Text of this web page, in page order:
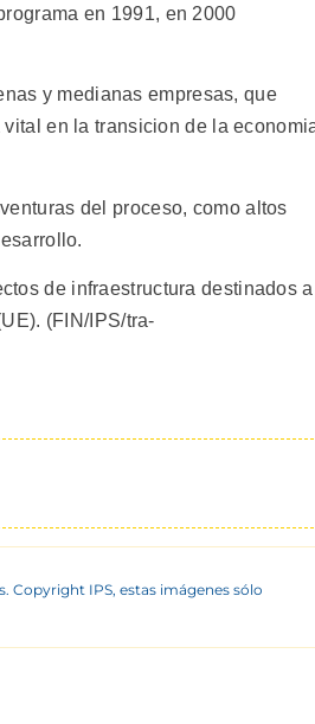
en 1991, en 2000
y medianas empresas, que
en la transicion de la
del proceso, como altos
de infraestructura destinados a
(FIN/IPS/tra-
Copyright IPS, estas imágenes sólo